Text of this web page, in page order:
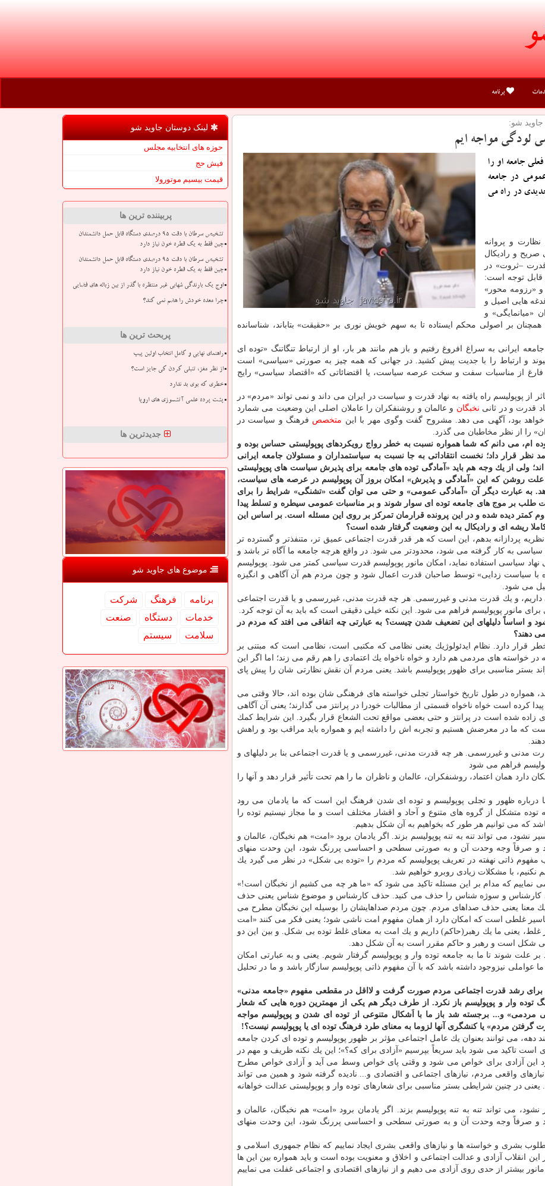
برنامه
لودگی مواجه ایم
جامعه او را
در جامعه
در راه می
و پروانه
صریح و رادیكال
–ثروت» در
قابل توجه است:
و «رزومه محور»
هایی اصیل و
«میانمایگی» و
بر اصولی محكم ایستاده تا به سهم خویش نوری بر «حقیقت» بتاباند، شناسانده
ایرانی به سراغ افروغ رفتیم و باز هم مانند هر بار، او از ارتباط تنگاتنگ «توده ای
و ارتباط را با جدیت پیش كشید. در جهانی كه همه چیز به صورتی «سیاسی» است
از مناسبات سفت و سخت عرصه سیاست، یا اقتضائاتی كه «اقتصاد سیاسی» رایج
از پوپولیسم راه یافته به نهاد قدرت و سیاست در ایران می داند و نمی تواند «مردم» در
قدرت و در ثانی نخبگان و عالمان و روشنفكران را عاملان اصلی این وضعیت می شمارد
خواهد بود، آگهی می دهد. مشروح گفت وگوی مهر با این متخصص فرهنگ و سیاست در
را از نظر مخاطبان می گذرد.
ام، می دانم كه شما همواره نسبت به خطر رواج رویكردهای پوپولیستی حساس بوده و
نظر قرار داد؛ نخست انتقاداتی به جا نسبت به سیاستمداران و مسئولان جامعه ایرانی
ولی از یك وجه هم باید «آمادگی توده های جامعه برای پذیرش سیاست های پوپولیستی
علت روشن كه این «آمادگی و پذیرش» امكان بروز آن پوپولیسم در عرصه های سیاست،
به عبارت دیگر آن «آمادگی عمومی» و حتی می توان گفت «تشنگی» شرایط را برای
طلب بر موج های جامعه توده ای سوار شوند و بر مناسبات عمومی سیطره و تسلط پیدا
كمتر دیده شده و در این پرونده قرارمان تمركز بر روی این مسئله است. بر اساس این
ریشه ای و رادیكال به این وضعیت گرفتار شده است؟
پردازانه بدهم، این است كه هر قدر قدرت اجتماعی عمیق تر، متنفذتر و گسترده تر
به كار گرفته می شود، محدودتر می شود. در واقع هرچه جامعه ما آگاه تر باشد و
نهاد سیاسی استفاده نماید، امكان مانور پوپولیسم قدرت سیاسی كمتر می شود. پوپولیسم
با سیاست زدایی» توسط صاحبان قدرت اعمال شود و چون مردم هم آن آگاهی و انگیزه
می شود.
و یك قدرت مدنی و غیررسمی. هر چه قدرت مدنی، غیررسمی و یا قدرت اجتماعی
برای مانور پوپولیسم فراهم می شود. این نكته خیلی دقیقی است كه باید به آن توجه كرد.
اساساً دلیلهای این تضعیف شدن چیست؟ به عبارتی چه اتفاقی می افتد كه مردم در
دهند؟
قرار دارد. نظام ایدئولوژیك یعنی نظامی كه مكتبی است، نظامی است كه مبتنی بر
در خواسته های مردمی هم دارد و خواه ناخواه یك اعتمادی را هم رقم می زند؛ اما اگر این
بستر مناسبی برای ظهور پوپولیسم باشد. یعنی مردم آن نقش نظارتی شان را پیش پای
در طول تاریخ خواستار تجلی خواسته های فرهنگی شان بوده اند، حالا وقتی می
كرده است خواه ناخواه قسمتی از مطالبات خودرا در پرانتز می گذارند؛ یعنی آن آگاهی
زاده شده است در پرانتز و حتی بعضی مواقع تحت الشعاع قرار بگیرد. این شرایط كمك
است كه ما در معرضش هستیم و تجربه اش را داشته ایم و همواره باید مراقب بود و راهش
مدنی و غیررسمی. هر چه قدرت مدنی، غیررسمی و یا قدرت اجتماعی بنا بر دلیلهای و
فراهم می شود
دارد همان اعتماد، روشنفكران، عالمان و ناظران ما را هم تحت تأثیر قرار دهد و آنها را
درباره ظهور و تجلی پوپولیسم و توده ای شدن فرهنگ این است كه ما یادمان می رود
متشكل از گروه های متنوع و آحاد و اقشار مختلف است و ما مجاز نیستیم توده را
كه می توانیم هر طور كه بخواهیم به آن شكل بدهیم.
می تواند تنه به تنه پوپولیسم بزند. اگر یادمان برود «امت» هم نخبگان، عالمان و
و صرفاً وجه وحدت آن و به صورتی سطحی و احساسی پررنگ شود، این وحدت منهای
مفهوم ذاتی نهفته در تعریف پوپولیسم كه مردم را «توده بی شكل» در نظر می گیرد یك
با مشكلات زیادی روبرو خواهیم شد.
نماییم كه مدام بر این مسئله تاكید می شود كه «ما هر چه می كشیم از نخبگان است!»
این یعنی چه؟! وقتی شما نخبه را حذف می كنید، یعنی كارشناس و سوژه شناس را حذف می كنید. حذف كارشناس و موضوع‎ شناس یعنی حذف
معنا یعنی حذف صداهای مردم. چون مردم صداهایشان را بوسیله این نخبگان مطرح می
غلطی است كه امكان دارد از همان مفهوم امت ناشی شود؛ یعنی فكر می كنند «امت
یعنی ما یك رهبر(حاكم) داریم و یك امت به معنای غلط توده بی شكل. و بین این دو
بی شكل است و رهبر و حاكم مقرر است به آن شكل دهد.
بر علت شوند تا ما به جامعه توده وار و پوپولیسم گرفتار شویم. یعنی و به عبارتی امكان
عواملی نیزوجود داشته باشد كه با آن مفهوم ذاتی پوپولیسم سازگار باشد و ما در تحلیل
برای رشد قدرت اجتماعی مردم صورت گرفت و لااقل در مقطعی مفهوم «جامعه مدنی»
توده وار و پوپولیسم باز نكرد. از طرف دیگر هم یكی از مهمترین دوره هایی كه شعار
مردمی» و... برجسته شد باز ما با اَشكال متنوعی از توده ای شدن و پوپولیسم مواجه
گرفتن مردم» یا كنشگری آنها لزوما به معنای طرد فرهنگ توده ای یا پوپولیسم نیست؟!
می توانند بعنوان یك عامل اجتماعی مؤثر بر ظهور پوپولیسم و توده ای كردن جامعه
است تاكید می شود باید سریعاً بپرسیم «آزادی برای كه؟»؛ این یك نكته ظریف و مهم در
این آزادی برای خواص می شود و وقتی پای خواص وسط می آید و آزادی خواص مطرح
واقعی مردم، نیازهای اجتماعی و اقتصادی و... نادیده گرفته شود و همین می تواند
یعنی در چنین شرایطی بستر مناسبی برای شعارهای توده وار و پوپولیستی عدالت خواهانه
می تواند تنه به تنه پوپولیسم بزند. اگر یادمان برود «امت» هم نخبگان، عالمان و
و صرفاً وجه وحدت آن و به صورتی سطحی و احساسی پررنگ شود، این وحدت منهای
بشری و خواسته ها و نیازهای واقعی بشری ایجاد نماییم كه نظام جمهوری اسلامی و
انقلاب آزادی و عدالت اجتماعی و اخلاق و معنویت بوده است و باید همواره بین این ها
بیشتر از حدی روی آزادی می دهیم و از نیازهای اقتصادی و اجتماعی غفلت می نماییم
لینک دوستان جاوید شو
حوزه های انتخابیه مجلس
فیش حج
قیمت بیسیم موتورولا
پربیننده ترین ها
تشخیص سرطان با دقت ۹۵ درصدی دستگاه قابل حمل دانشمندان
چین فقط به یک قطره خون نیاز دارد
تشخیص سرطان با دقت ۹۵ درصدی دستگاه قابل حمل دانشمندان
چین فقط به یک قطره خون نیاز دارد
اوج یک بارندگی شهابی غیر منتظره با گذر از بین زباله های فضایی
چرا معده خودش را هضم نمی کند؟
پربحث ترین ها
راهنمای نهایی و کامل انتخاب اولین پیپ
از نظر مغز، تنبلی کردن کی جایز است؟
خطری که بوی بد ندارد
پشت پرده علمی آتشسوزی های اروپا
جدیدترین ها
موضوع های جاوید شو
برنامه فرهنگ
شركت
خدمات
دستگاه
صنعت
سلامت
سیستم